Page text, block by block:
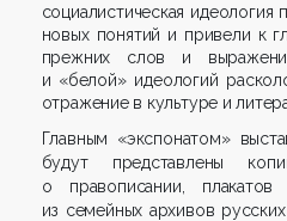
социалистическая
новых понятий и привели к
прежних слов и
и «белой» идеологий
отражение в культуре и
Главным «экспонатом»
будут представлены
о правописании,
из семейных архивов